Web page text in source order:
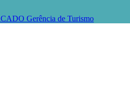
Gerência de Turismo